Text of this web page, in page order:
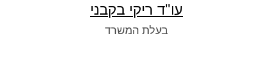
עו"ד ריקי בקבני
בעלת המשרד